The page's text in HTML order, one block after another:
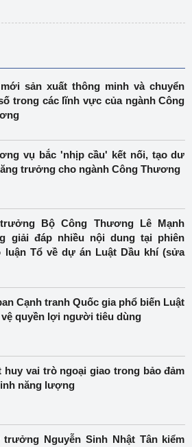
sản xuất thông minh và chuyển
trong các lĩnh vực của ngành Công
vụ bắc 'nhịp cầu' kết nối, tạo dư
trưởng cho ngành Công Thương
Bộ Công Thương Lê Mạnh
giải đáp nhiều nội dung tại phiên
luận Tổ về dự án Luật Dầu khí (sửa
Cạnh tranh Quốc gia phổ biến Luật
vệ quyền lợi người tiêu dùng
huy vai trò ngoại giao trong bảo đảm
năng lượng
trưởng Nguyễn Sinh Nhật Tân kiểm